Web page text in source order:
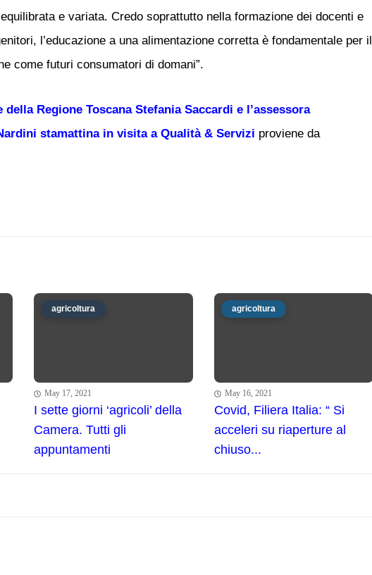
e variata. Credo soprattutto nella formazione dei docenti e
l’educazione a una alimentazione corretta è fondamentale per il
come futuri consumatori di domani”.
della Regione Toscana Stefania Saccardi e l’assessora
stamattina in visita a Qualità & Servizi proviene da
agricoltura
May 17, 2021
I sette giorni ‘agricoli’ della
Camera. Tutti gli
appuntamenti
agricoltura
May 16, 2021
Covid, Filiera Italia: “ Si
acceleri su riaperture al
chiuso...